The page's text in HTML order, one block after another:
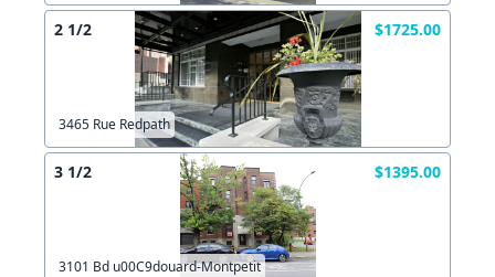
2 1/2 $1725.00
3465 Rue Redpath
3 1/2 $1395.00
3101 Bd u00C9douard-Montpetit